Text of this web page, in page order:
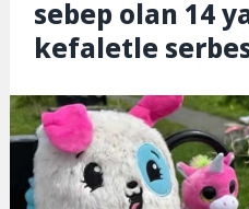
sebep olan 14
kefaletle